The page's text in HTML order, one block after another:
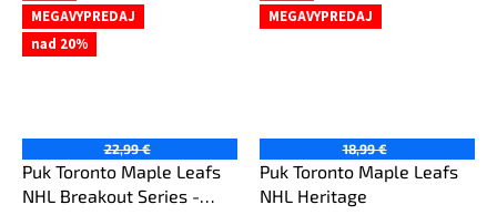
MEGAVYPREDAJ
nad 20%
22,99 €
Puk Toronto Maple Leafs
NHL Breakout Series -
MEGAVYPREDAJ
18,99 €
Puk Toronto Maple Leafs
NHL Heritage